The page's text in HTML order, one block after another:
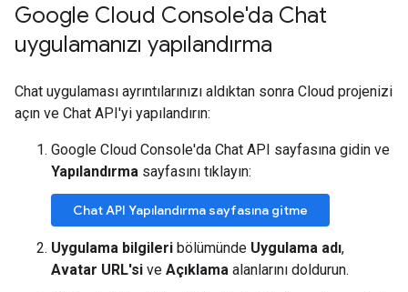
Google Cloud Console'da Chat
uygulamanızı yapılandırma
Chat uygulaması ayrıntılarınızı aldıktan sonra Cloud projenizi
açın ve Chat API'yi yapılandırın:
Google Cloud Console'da Chat API sayfasına gidin ve
Yapılandırma sayfasını tıklayın:
Chat API Yapılandırma sayfasına gitme
Uygulama bilgileri bölümünde Uygulama adı,
Avatar URL'si ve Açıklama alanlarını doldurun.